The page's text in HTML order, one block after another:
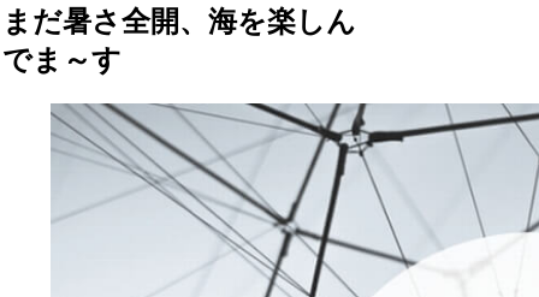
まだ暑さ全開、海を楽しん
でま～す